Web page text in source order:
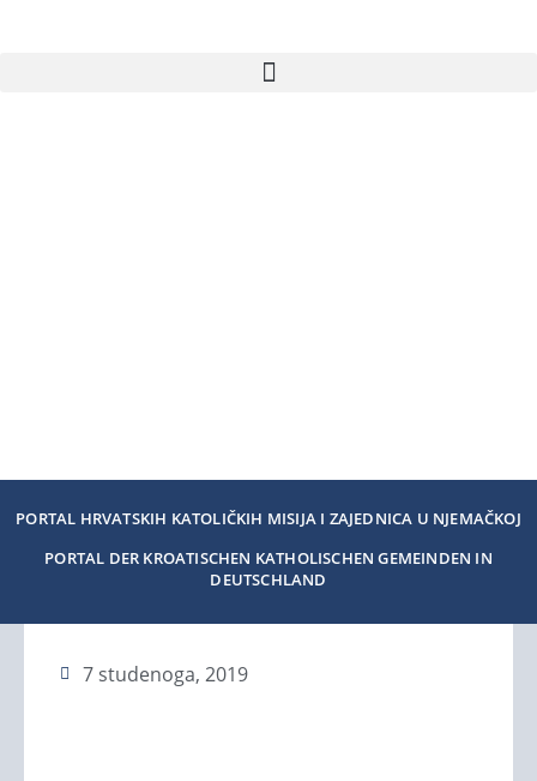
PORTAL HRVATSKIH KATOLIČKIH MISIJA I ZAJEDNICA U NJEMAČKOJ
PORTAL DER KROATISCHEN KATHOLISCHEN GEMEINDEN IN
DEUTSCHLAND
7 studenoga, 2019